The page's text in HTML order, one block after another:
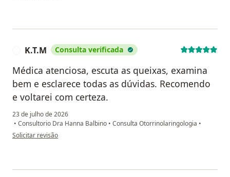
K.T.M Consulta verificada
Médica atenciosa, escuta as queixas, examina
bem e esclarece todas as dúvidas. Recomendo
e voltarei com certeza.
23 de julho de 2026
• Consultorio Dra Hanna Balbino • Consulta Otorrinolaringologia •
na opinião do utilizador K.T.M
Solicitar revisão